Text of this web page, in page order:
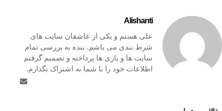
Alishanti
علی هستم و یکی از عاشقان سایت های
شرط بندی می باشم. بنده به بررسی تمام
سایت ها و بازی ها پرداخته و تصمیم گرفتم
اطلاعات خود را با شما به اشتراک بگذارم.